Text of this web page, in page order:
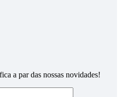
a par das nossas novidades!